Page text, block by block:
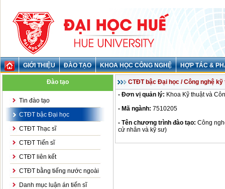
GIỚI THIỆU ĐÀO TẠO KHOA HỌC CÔNG NGHỆ HỢP TÁC &
Đào tạo
Tin đào tạo
CTĐT bậc Đại học
CTĐT Thạc sĩ
CTĐT Tiến sĩ
CTĐT liên kết
CTĐT bằng tiếng nước ngoài
Danh mục luận án tiến sĩ
CTĐT bậc Đại học / Công nghệ
- Đơn vị quản lý: Khoa Kỹ thuật và
- Mã ngành: 7510205
- Tên chương trình đào tạo: Công
cử nhân và kỹ sư)